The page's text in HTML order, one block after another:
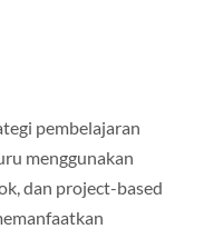
pembelajaran
menggunakan
dan project-based